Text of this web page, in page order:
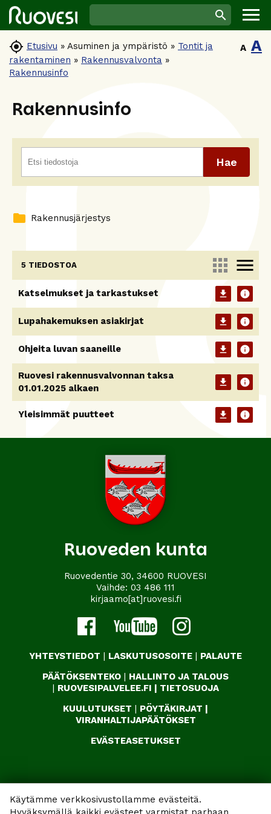
Käytämme verkkosivustollamme evästeitä.
 Etusivu » Asuminen ja ympäristö » Tontit ja
rakentaminen » Rakennusvalvonta »
Rakennusinfo
A A
Rakennusinfo
folder Rakennusjärjestys
5 TIEDOSTOA apps menu
Katselmukset ja tarkastukset download info
Lupahakemuksen asiakirjat download info
Ohjeita luvan saaneille download info
Ruovesi rakennusvalvonnan taksa
01.01.2025 alkaen
download info
Yleisimmät puutteet download info
Ruoveden kunta
Ruovedentie 30, 34600 RUOVESI
Vaihde: 03 486 111
kirjaamo[at]ruovesi.fi
YHTEYSTIEDOT | LASKUTUSOSOITE | PALAUTE
PÄÄTÖKSENTEKO | HALLINTO JA TALOUS
| RUOVESIPALVELEE.FI | TIETOSUOJA
KUULUTUKSET | PÖYTÄKIRJAT |
VIRANHALTIJAPÄÄTÖKSET
EVÄSTEASETUKSET